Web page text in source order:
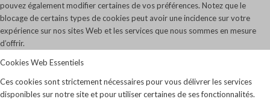
pouvez également modifier certaines de vos préférences. Notez que le
blocage de certains types de cookies peut avoir une incidence sur votre
expérience sur nos sites Web et les services que nous sommes en mesure
d’offrir.
Cookies Web Essentiels
Ces cookies sont strictement nécessaires pour vous délivrer les services
disponibles sur notre site et pour utiliser certaines de ses fonctionnalités.